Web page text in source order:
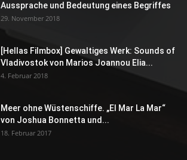
Aussprache und Bedeutung eines Begriffes
29. November 2018
[Hellas Filmbox] Gewaltiges Werk: Sounds of
Vladivostok von Marios Joannou Elia...
4. Februar 2018
Meer ohne Wüstenschiffe. „El Mar La Mar“
von Joshua Bonnetta und...
18. Februar 2017